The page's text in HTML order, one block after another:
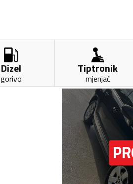
Dizel
gorivo
Tiptronik
mjenjač